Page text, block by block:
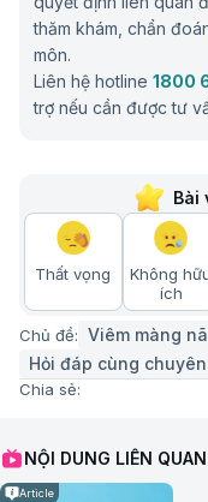
thăm khám, chẩn
môn.
Liên hệ hotline 1800
trợ nếu cần được tư
Bài
Thất vọng
Không
ích
Chủ đề: Viêm màng
Hỏi đáp cùng
Chia sẻ:
NỘI DUNG LIÊN QUAN
Article